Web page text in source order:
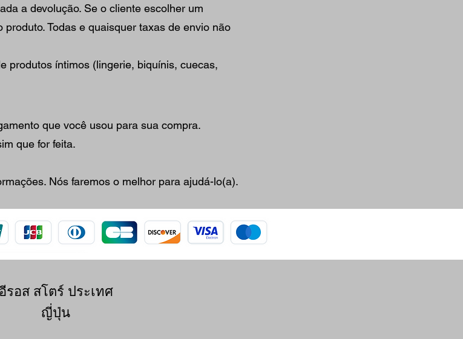
a devolução. Se o cliente escolher um
Todas e quaisquer taxas de envio não
produtos íntimos (lingerie, biquínis, cuecas,
que você usou para sua compra.
que for feita.
Nós faremos o melhor para ajudá-lo(a).
อีรอส สโตร์ ประเทศ
ญี่ปุ่น